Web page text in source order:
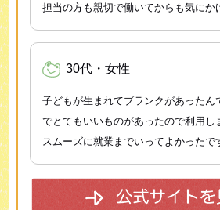
担当の方も親切で働いてからも気にか
30代・女性
子どもが生まれてブランクがあったん
でとてもいいものがあったので利用し
スムーズに就業までいってよかったで